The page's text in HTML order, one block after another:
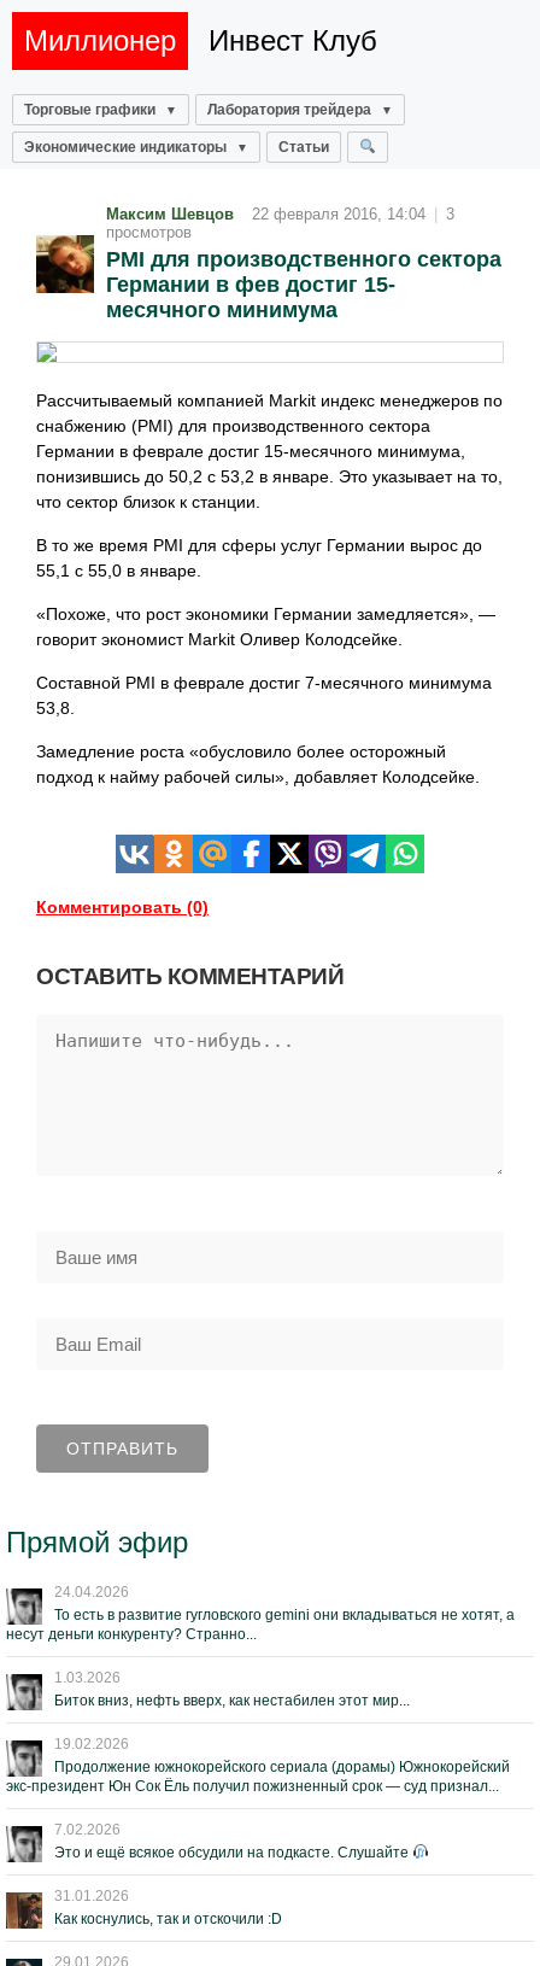
Миллионер Инвест Клуб
Торговые графики Лаборатория трейдера
Экономические индикаторы Статьи
Максим Шевцов 22 февраля 2016, 14:04
3
просмотров
PMI для производственного сектора
Германии в фев достиг 15-
месячного минимума
Рассчитываемый компанией Markit индекс менеджеров по
снабжению (PMI) для производственного сектора
Германии в феврале достиг 15-месячного минимума,
понизившись до 50,2 с 53,2 в январе. Это указывает на то,
что сектор близок к станции.
В то же время PMI для сферы услуг Германии вырос до
55,1 с 55,0 в январе.
«Похоже, что рост экономики Германии замедляется», —
говорит экономист Markit Оливер Колодсейке.
Составной PMI в феврале достиг 7-месячного минимума
53,8.
Замедление роста «обусловило более осторожный
подход к найму рабочей силы», добавляет Колодсейке.
Комментировать (0)
ОСТАВИТЬ КОММЕНТАРИЙ
Прямой эфир
24.04.2026
То есть в развитие гугловского gemini они вкладываться не хотят, а
несут деньги конкуренту? Странно...
1.03.2026
Биток вниз, нефть вверх, как нестабилен этот мир...
19.02.2026
Продолжение южнокорейского сериала (дорамы) Южнокорейский
экс-президент Юн Сок Ёль получил пожизненный срок — суд признал...
7.02.2026
Это и ещё всякое обсудили на подкасте. Слушайте
31.01.2026
Как коснулись, так и отскочили :D
29.01.2026